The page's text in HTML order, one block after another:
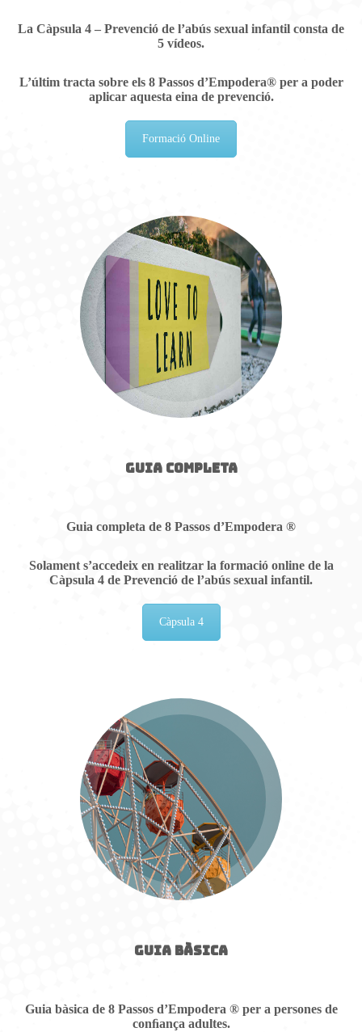
La Càpsula 4 – Prevenció de l’abús sexual infantil consta de
5 vídeos.
L’últim tracta sobre els 8 Passos d’Empodera® per a poder
aplicar aquesta eina de prevenció.
Formació Online
GUIA COMPLETA
Guia completa de 8 Passos d’Empodera ®
Solament s’accedeix en realitzar la formació online de la
Càpsula 4 de Prevenció de l’abús sexual infantil.
Càpsula 4
GUIA BÀSICA
Guia bàsica de 8 Passos d’Empodera® per a persones de
conﬁança adultes.